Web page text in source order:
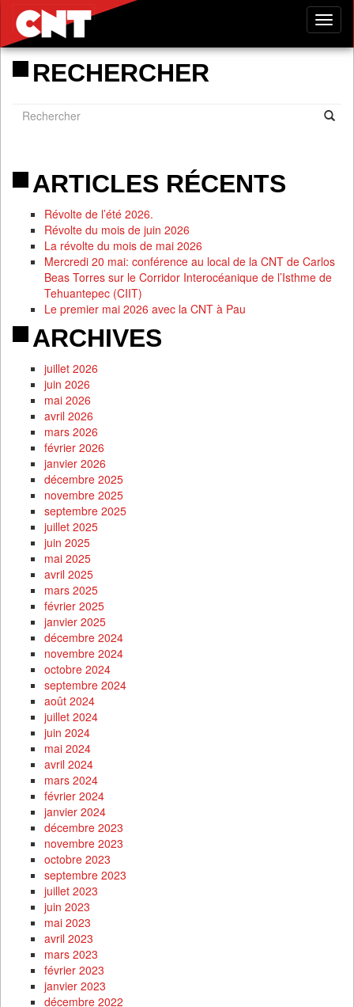
RECHERCHER
ARTICLES RÉCENTS
Révolte de l’été 2026.
Révolte du mois de juin 2026
La révolte du mois de mai 2026
Mercredi 20 mai: conférence au local de la CNT de Carlos
Beas Torres sur le Corridor Interocéanique de l’Isthme de
Tehuantepec (CIIT)
Le premier mai 2026 avec la CNT à Pau
ARCHIVES
juillet 2026
juin 2026
mai 2026
avril 2026
mars 2026
février 2026
janvier 2026
décembre 2025
novembre 2025
septembre 2025
juillet 2025
juin 2025
mai 2025
avril 2025
mars 2025
février 2025
janvier 2025
décembre 2024
novembre 2024
octobre 2024
septembre 2024
août 2024
juillet 2024
juin 2024
mai 2024
avril 2024
mars 2024
février 2024
janvier 2024
décembre 2023
novembre 2023
octobre 2023
septembre 2023
juillet 2023
juin 2023
mai 2023
avril 2023
mars 2023
février 2023
janvier 2023
décembre 2022